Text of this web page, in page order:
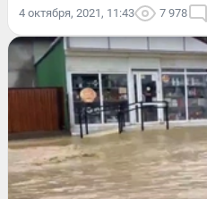
4 октября, 2021, 11:43 7 978